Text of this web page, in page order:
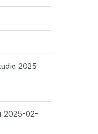
2025
2025-02-